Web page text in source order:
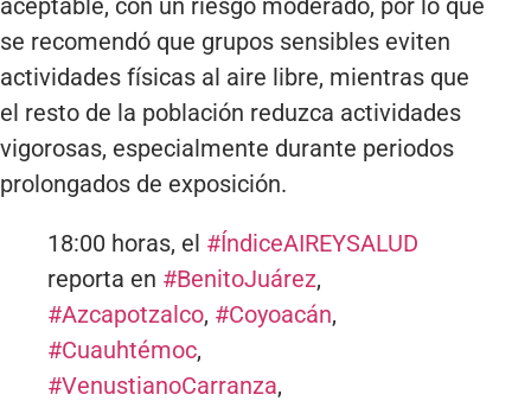
se recomendó que grupos sensibles eviten
actividades físicas al aire libre, mientras que
el resto de la población reduzca actividades
vigorosas, especialmente durante periodos
prolongados de exposición.
18:00 horas, el #ÍndiceAIREYSALUD
reporta en #BenitoJuárez,
#Azcapotzalco, #Coyoacán,
#Cuauhtémoc,
#VenustianoCarranza,